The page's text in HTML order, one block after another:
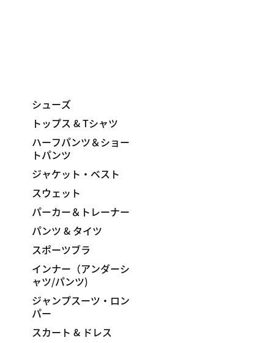
シューズ
トップス & Tシャツ
ハーフパンツ＆ショー
トパンツ
ジャケット・ベスト
スウェット
パーカー＆トレーナー
パンツ & タイツ
スポーツブラ
インナー（アンダーシ
ャツ/パンツ)
ジャンプスーツ・ロン
パー
スカート & ドレス